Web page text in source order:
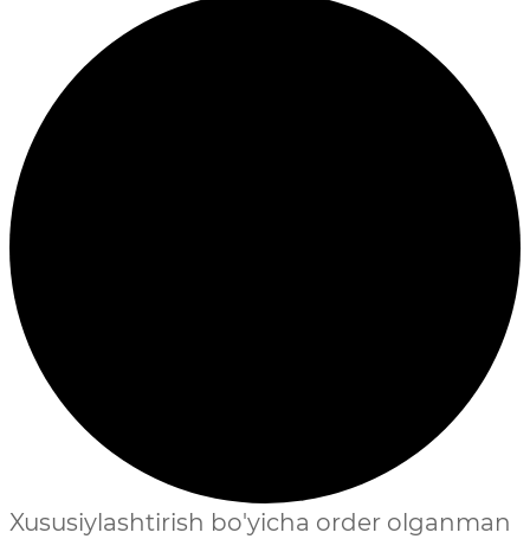
Xususiylashtirish bo'yicha order olganman